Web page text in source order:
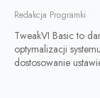
Redakcja Programki
TweakVI Basic to
optymalizacji
dostosowanie